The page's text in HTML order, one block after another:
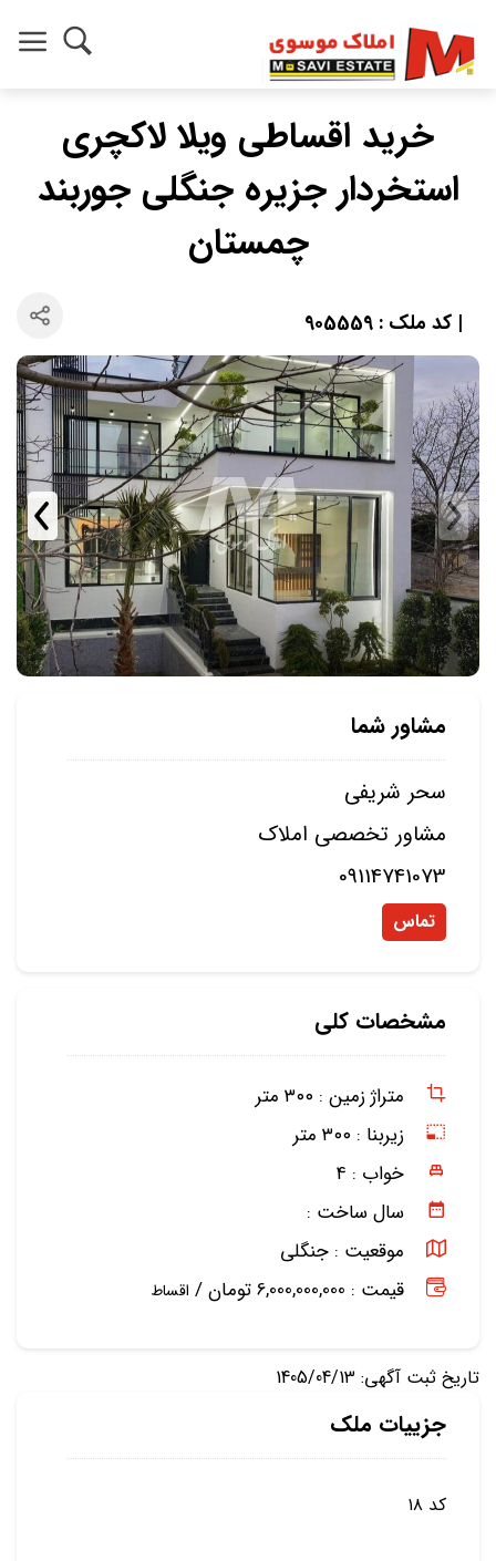
خرید اقساطی ویلا لاکچری
استخردار جزیره جنگلی جوربند
چمستان
| کد ملک : 905559
مشاور شما
سحر شریفی
مشاور تخصصی املاک
09114741073
تماس
مشخصات کلی
متراژ زمین : ۳۰۰ متر
زیربنا : ۳۰۰ متر
خواب : ۴
سال ساخت :
موقعیت : جنگلی
قیمت : 6,000,000,000 تومان /
اقساط
تاریخ ثبت آگهی: 1405/04/13
جزییات ملک
کد ۱۸